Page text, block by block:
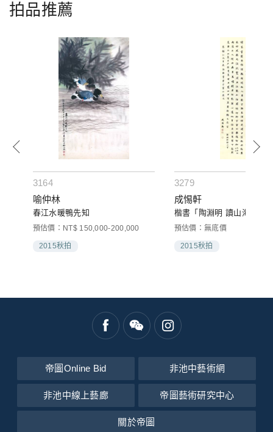
拍品推薦
3164
喻仲林
春江水暖鴨先知
預估價：NT$ 150,000-200,000
2015秋拍
3279
成惕軒
楷書「陶淵明 讀山海經、
預估價：無底價
2015秋拍
帝圖Online Bid 非池中藝術網
非池中線上藝廊 帝圖藝術研究中心
關於帝圖